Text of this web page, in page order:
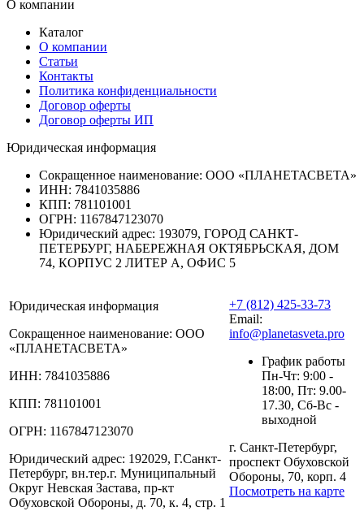
О компании
Каталог
О компании
Статьи
Контакты
Политика конфиденциальности
Договор оферты
Договор оферты ИП
Юридическая информация
Сокращенное наименование: ООО «ПЛАНЕТАСВЕТА»
ИНН: 7841035886
КПП: 781101001
ОГРН: 1167847123070
Юридический адрес: 193079, ГОРОД САНКТ-
ПЕТЕРБУРГ, НАБЕРЕЖНАЯ ОКТЯБРЬСКАЯ, ДОМ
74, КОРПУС 2 ЛИТЕР А, ОФИС 5
Юридическая информация
Сокращенное наименование: ООО
«ПЛАНЕТАСВЕТА»
ИНН: 7841035886
КПП: 781101001
ОГРН: 1167847123070
Юридический адрес: 192029, Г.Санкт-
Петербург, вн.тер.г. Муниципальный
Округ Невская Застава, пр-кт
Обуховской Обороны, д. 70, к. 4, стр. 1
+7 (812) 425-33-73
Email:
info@planetasveta.pro
График работы
Пн-Чт: 9:00 -
18:00, Пт: 9.00-
17.30, Сб-Вс -
выходной
г. Санкт-Петербург,
проспект Обуховской
Обороны, 70, корп. 4
Посмотреть на карте